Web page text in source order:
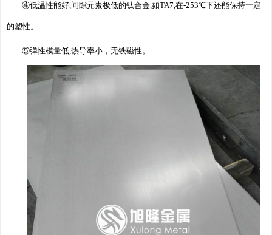
④低温性能好,间隙元素极低的钛合金,如TA7,在-253℃下还能保持一定
的塑性。
⑤弹性模量低,热导率小，无铁磁性。